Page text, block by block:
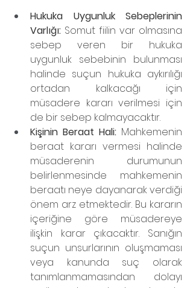
Hukuka Uygunluk Sebeplerinin
Varlığı: Somut fiilin var olmasına
sebep veren bir hukuka
uygunluk sebebinin bulunması
halinde suçun hukuka aykırılığı
ortadan kalkacağı için
müsadere kararı verilmesi için
de bir sebep kalmayacaktır.
Kişinin Beraat Hali: Mahkemenin
beraat kararı vermesi halinde
müsaderenin durumunun
belirlenmesinde mahkemenin
beraatı neye dayanarak verdiği
önem arz etmektedir. Bu kararın
içeriğine göre müsadereye
ilişkin karar çıkacaktır. Sanığın
suçun unsurlarının oluşmaması
veya kanunda suç olarak
tanımlanmamasından dolayı